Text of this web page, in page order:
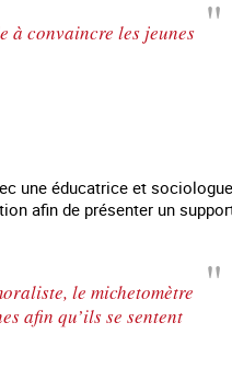
à convaincre les jeunes
une éducatrice et
afin de présenter un
le michetomètre
afin qu’ils se sentent